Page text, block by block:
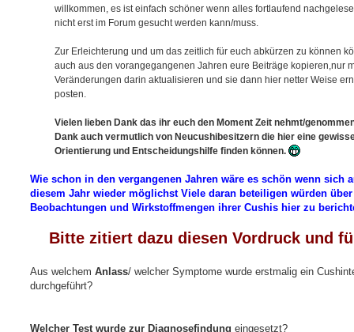
willkommen, es ist einfach schöner wenn alles fortlaufend
nicht erst im Forum gesucht werden kann/muss.
Zur Erleichterung und um das zeitlich für euch abkürzen zu können
auch aus den vorangegangenen Jahren eure Beiträge kopieren,nur
Veränderungen darin aktualisieren und sie dann hier netter Weise
posten.
Vielen lieben Dank das ihr euch den Moment Zeit nehmt/
Dank auch vermutlich von Neucushibesitzern die hier eine
Orientierung und Entscheidungshilfe finden können.
Wie schon in den vergangenen Jahren wäre es schön wenn sich
diesem Jahr wieder möglichst Viele daran beteiligen würden
Beobachtungen und Wirkstoffmengen ihrer Cushis hier zu
Bitte zitiert dazu diesen Vordruck und füllt
Aus welchem Anlass/ welcher Symptome wurde erstmalig ein
durchgeführt?
Welcher Test wurde zur Diagnosefindung eingesetzt?